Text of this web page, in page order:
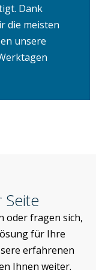
Dank
die meisten
unsere
Seite
oder fragen sich,
für Ihre
erfahrenen
Ihnen weiter.